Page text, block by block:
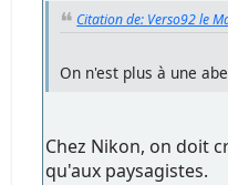
Citation de: Verso92 le
On n'est plus à une
Chez Nikon, on doit
qu'aux paysagistes.